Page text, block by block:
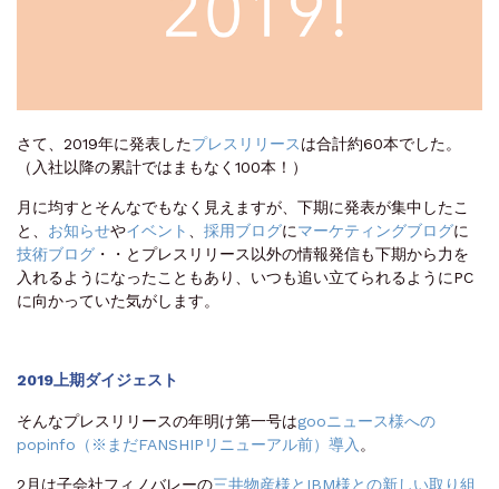
さて、2019年に発表したプレスリリースは合計約60本でした。
（入社以降の累計ではまもなく100本！）
月に均すとそんなでもなく見えますが、下期に発表が集中したこ
と、 お知らせやイベント 、 採用ブログにマーケティングブログに
技術ブログ ・・とプレスリリース以外の情報発信も下期から力を
入れるようになったこともあり、いつも追い立てられるようにPC
に向かっていた気がします。
2019上期ダイジェスト
そんなプレスリリースの年明け第一号はgooニュース様への
popinfo（※まだFANSHIPリニューアル前）導入。
2月は子会社フィノバレーの三井物産様とIBM様との新しい取り組